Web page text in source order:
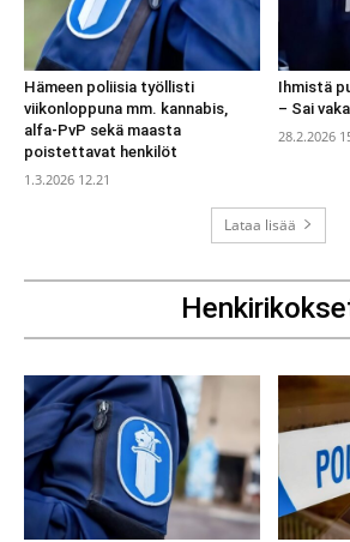
Hämeen poliisia työllisti
viikonloppuna mm. kannabis,
alfa-PvP sekä maasta
poistettavat henkilöt
1.3.2026 12.21
Ihmistä
– Sai
28.2.2026
Lataa lisää